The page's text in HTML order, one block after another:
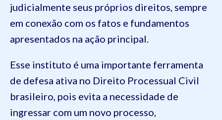
judicialmente seus próprios direitos, sempre
em conexão com os fatos e fundamentos
apresentados na ação principal.
Esse instituto é uma importante ferramenta
de defesa ativa no Direito Processual Civil
brasileiro, pois evita a necessidade de
ingressar com um novo processo,